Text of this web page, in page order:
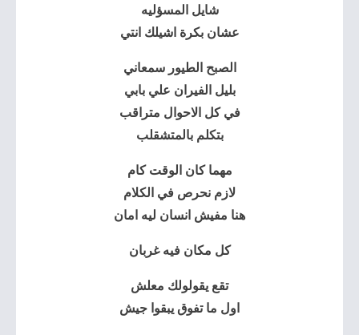
شايل المسؤليه
عشان بكرة اشيلك انتي
الصبح الطيور سمعاني
بليل الفيران علي بابي
في كل الاحوال متراقب
بتكلم بالمتشقلب
مهما كان الوقت كام
لازم نحرص في الكلام
هنا مفيش انسان ليه امان
كل مكان فيه غربان
تقع يقولولك معلش
اول ما تفوق يبقوا جيش